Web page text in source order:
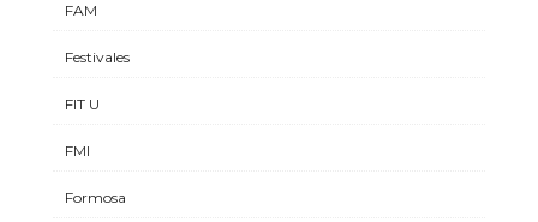
FAM
Festivales
FIT U
FMI
Formosa